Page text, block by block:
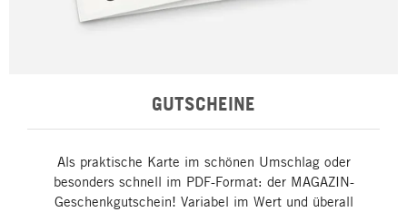
GUTSCHEINE
Als praktische Karte im schönen Umschlag oder
besonders schnell im PDF-Format: der MAGAZIN-
Geschenkgutschein! Variabel im Wert und überall